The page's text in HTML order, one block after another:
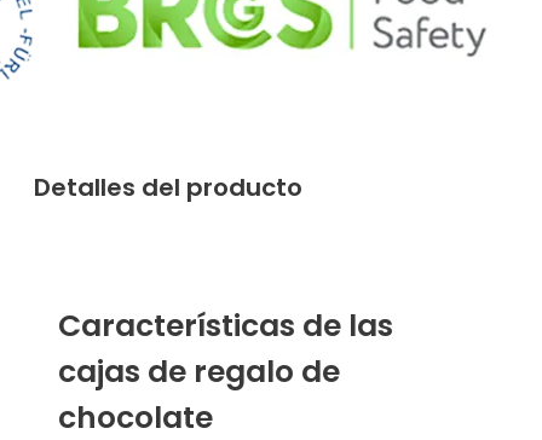
Detalles del producto
Características de las
cajas de regalo de
chocolate